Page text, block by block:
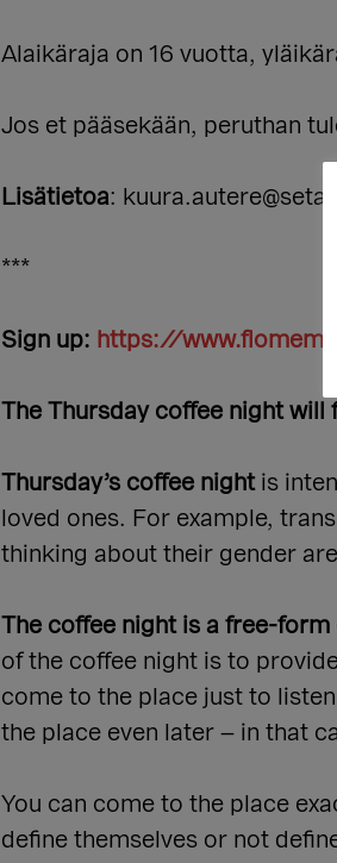
Alaikäraja on 16 vuotta,
Jos et pääsekään, peruthan
Lisätietoa: kuura.autere@seta.fi
***
Sign up: https://
The Thursday coffee night will
Thursday’s coffee nightis
loved ones. For example,
thinking about their gender
The coffee night is a free-
of the coffee night is to
come to the place just to
the place even later – in that
You can come to the place
define themselves or not